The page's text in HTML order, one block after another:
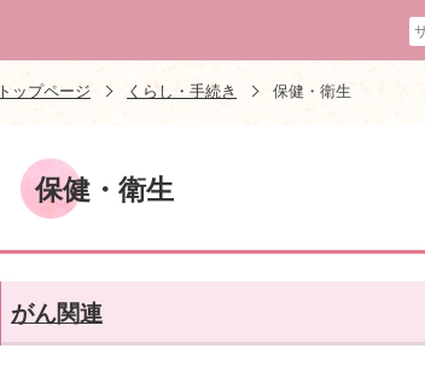
トップページ くらし・手続き 保健・衛生
保健・衛生
がん関連